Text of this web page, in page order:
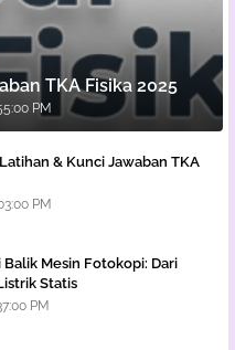
TKA Fisika 2025
PM
& Kunci Jawaban TKA
PM
Balik Mesin Fotokopi: Dari
Statis
PM